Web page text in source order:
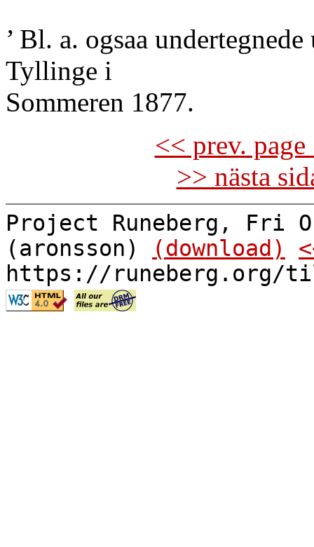
’ Bl. a. ogsaa
Tyllinge i
Sommeren 1877.
<< prev.
>> nästa
Project Runeberg, Fri
(aronsson)
(download)
https://runeberg.org/